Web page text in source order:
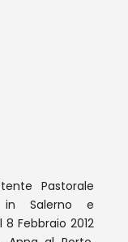
Pastorale
in Salerno e
Febbraio 2012